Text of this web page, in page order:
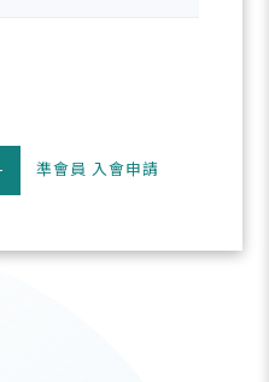
準會員 入會申請